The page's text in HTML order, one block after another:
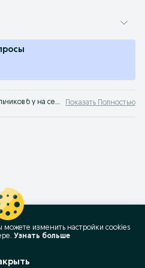
Продажа детской одежды для мальчиков б у на сервисе объявлений OLX.uz Ташкент. Покупайте модные вещи для мальчика, одевайте своего ребенка стильно и дешево на OLX.uz (ранее Torg)! Показать Полностью
можете изменить настройки cookies
Узнать больше